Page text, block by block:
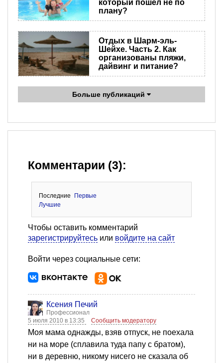
который пошел не по
плану?
Отдых в Шарм-эль-
Шейхе. Часть 2. Как
организованы пляжи,
дайвинг и питание?
Больше публикаций
Комментарии (3):
Последние
Первые
Лучшие
Чтобы оставить комментарий
зарегистрируйтесь или войдите на сайт
Войти через социальные сети:
Ксения Печий
Профессионал
5 июля 2010 в 13:35
Сообщить модератору
Моя мама однажды, взяв отпуск, не поехала
ни на море (сплавила туда папу с братом),
ни в деревню, никому нисего не сказала об